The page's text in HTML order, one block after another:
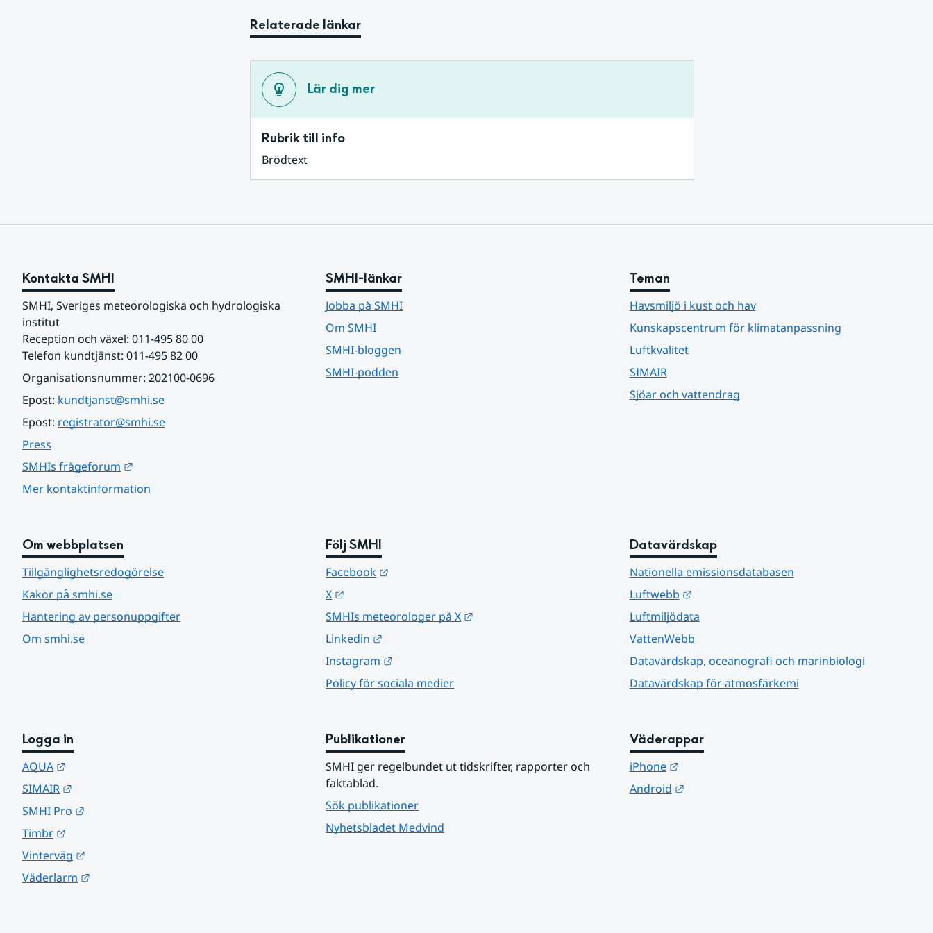
Relaterade länkar
Lär dig mer
Rubrik till info
Brödtext
Kontakta SMHI
SMHI, Sveriges meteorologiska och hydrologiska
institut
Reception och växel: 011-495 80 00
Telefon kundtjänst: 011-495 82 00
Organisationsnummer: 202100-0696
Epost: kundtjanst@smhi.se
Epost: registrator@smhi.se
Press
SMHIs frågeforum
Mer kontaktinformation
SMHI-länkar
Jobba på SMHI
Om SMHI
SMHI-bloggen
SMHI-podden
Teman
Havsmiljö i kust och hav
Kunskapscentrum för klimatanpassning
Luftkvalitet
SIMAIR
Sjöar och vattendrag
Om webbplatsen
Tillgänglighetsredogörelse
Kakor på smhi.se
Hantering av personuppgifter
Om smhi.se
Följ SMHI
Facebook
X
SMHIs meteorologer på X
Linkedin
Instagram
Policy för sociala medier
Datavärdskap
Nationella emissionsdatabasen
Luftwebb
Länk till annan webbplats.
Luftmiljödata
VattenWebb
Datavärdskap, oceanografi och marinbiologi
Datavärdskap för atmosfärkemi
Logga in
AQUA
SIMAIR
SMHI Pro
Timbr
Vinterväg
Väderlarm
Publikationer
SMHI ger regelbundet ut tidskrifter, rapporter och
faktablad.
Sök publikationer
Nyhetsbladet Medvind
Väderappar
iPhone
Länk till annan webbplats.
Android
Länk till annan webbplats.